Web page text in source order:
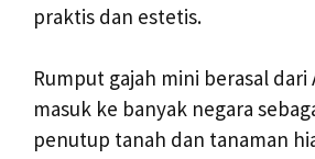
praktis dan estetis.
Rumput gajah mini berasal
masuk ke banyak negara
penutup tanah dan tanaman